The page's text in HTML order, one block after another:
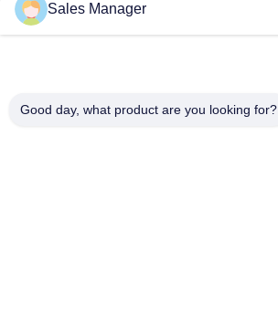
Sales Manager
Good day, what product are you looking for?